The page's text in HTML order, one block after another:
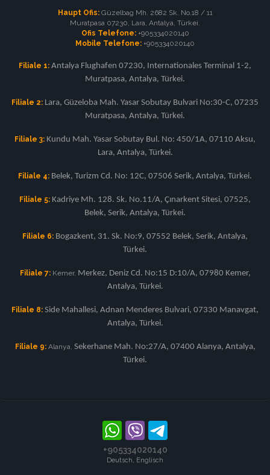
Haupt Ofis:Güzelbag Mh. 2682 Sk. No.18 / 11
Muratpasa 07230, Lara, Antalya, Türkei.
Ofis Telefone:+905334020140
Mobile Telefone: +905334020140
Filiale 1: Antalya Flughafen 07230, Internationales Terminal 1-2,
Muratpasa, Antalya, Türkei.
Filiale 2: Lara, Güzeloba Mah. Yasar Sobutay Bulvari No:30-C, 07235
Muratpasa, Antalya, Türkei.
Filiale 3: Kundu Mah. Yasar Sobutay Bul. No: 450/1A, 07110 Aksu,
Lara, Antalya, Türkei.
Filiale 4: Belek, Turizm Cd. No: 12C, 07506 Serik, Antalya, Türkei.
Filiale 5: Kadriye Mh. 128. Sk. No.11/A, Çınarkent Sitesi, 07525,
Belek, Serik, Antalya, Türkei.
Filiale 6: Bogazkent, 31. Sk. No:9, 07552 Belek, Serik, Antalya,
Türkei.
Filiale 7:Kemer, Merkez, Deniz Cd. No:15 D:10/A, 07980 Kemer,
Antalya, Türkei.
Filiale 8: Side Mahallesi, Adnan Menderes Bulvari, 07330 Manavgat,
Antalya, Türkei.
Filiale 9:Alanya, Sekerhane Mah. No:27/A, 07400 Alanya, Antalya,
Türkei.
+905334020140
Deutsch, Englisch